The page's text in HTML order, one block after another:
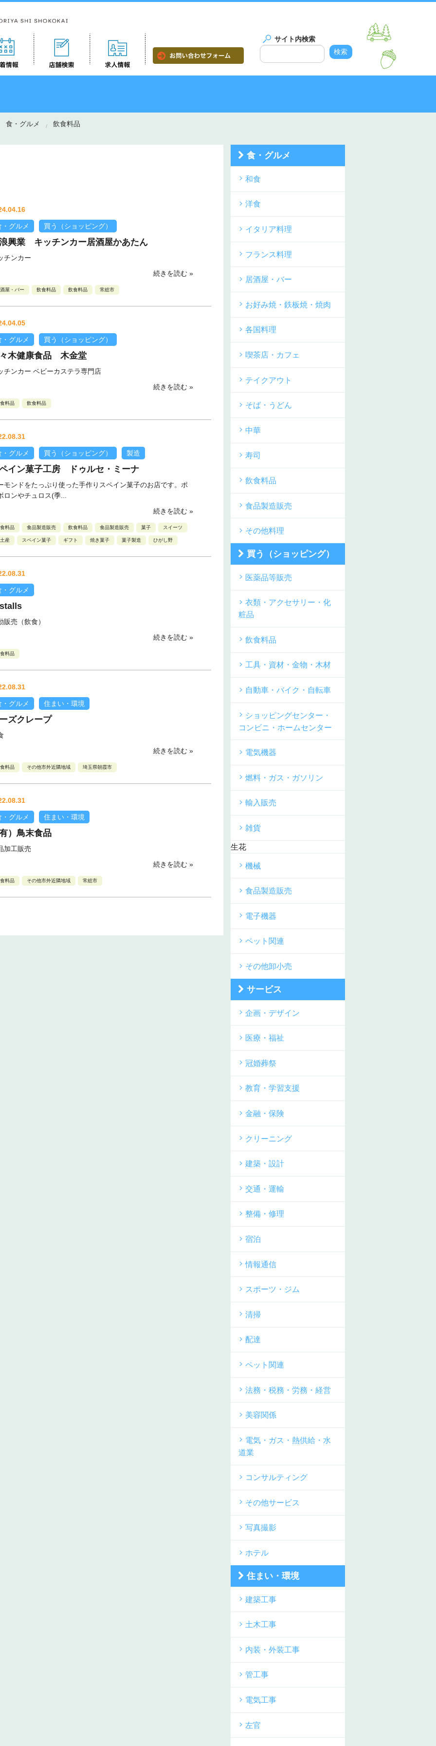
サイト内検索
食・グルメ 飲食料品
・グルメ 買う（ショッピング）
興業 キッチンカー居酒屋かあたん
チンカー
続きを読む »
屋・バー 飲食料品 飲食料品 常総市
・グルメ 買う（ショッピング）
木健康食品 木金堂
チンカー ベビーカステラ専門店
続きを読む »
料品 飲食料品
・グルメ 買う（ショッピング） 製造
イン菓子工房 ドゥルセ・ミーナ
モンドをたっぷり使った手作りスペイン菓子のお店です。ポ
ロンやチュロス(季...
続きを読む »
料品 食品製造販売 飲食料品 食品製造販売 菓子 スイーツ
産 スペイン菓子 ギフト 焼き菓子 菓子製造 ひがし野
・グルメ
販売（飲食）
続きを読む »
料品
・グルメ 住まい・環境
ズクレープ
続きを読む »
料品 その他市外近隣地域 埼玉県朝霞市
・グルメ 住まい・環境
）鳥末食品
加工販売
続きを読む »
料品 その他市外近隣地域 常総市
食・グルメ
和食
洋食
イタリア料理
フランス料理
居酒屋・バー
お好み焼・鉄板焼・焼肉
各国料理
喫茶店・カフェ
テイクアウト
そば・うどん
中華
寿司
飲食料品
食品製造販売
その他料理
買う（ショッピング）
医薬品等販売
衣類・アクセサリー・化
粧品
飲食料品
工具・資材・金物・木材
自動車・バイク・自転車
ショッピングセンター・
コンビニ・ホームセンター
電気機器
燃料・ガス・ガソリン
輸入販売
雑貨
生花
機械
食品製造販売
電子機器
ペット関連
その他卸小売
サービス
企画・デザイン
医療・福祉
冠婚葬祭
教育・学習支援
金融・保険
クリーニング
建築・設計
交通・運輸
整備・修理
宿泊
情報通信
スポーツ・ジム
清掃
配達
ペット関連
法務・税務・労務・経営
美容関係
電気・ガス・熱供給・水
道業
コンサルティング
その他サービス
写真撮影
ホテル
住まい・環境
建築工事
土木工事
内装・外装工事
管工事
電気工事
左官